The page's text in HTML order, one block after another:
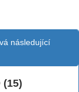
následující
(15)